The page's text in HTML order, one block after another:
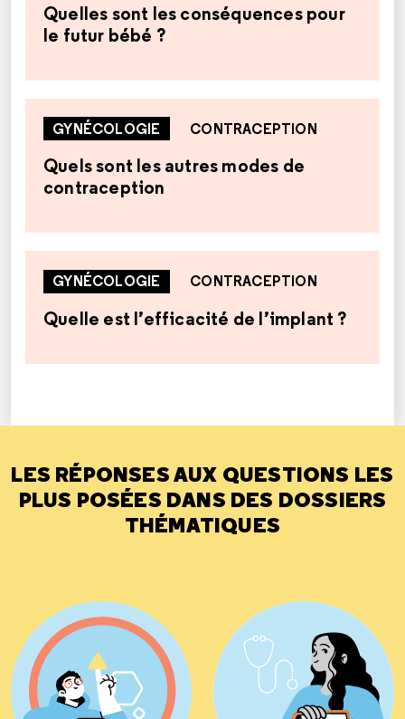
Quelles sont les conséquences pour
le futur bébé ?
GYNÉCOLOGIE CONTRACEPTION
Quels sont les autres modes de
contraception
GYNÉCOLOGIE CONTRACEPTION
Quelle est l’efficacité de l’implant ?
LES RÉPONSES AUX QUESTIONS LES
PLUS POSÉES DANS DES DOSSIERS
THÉMATIQUES